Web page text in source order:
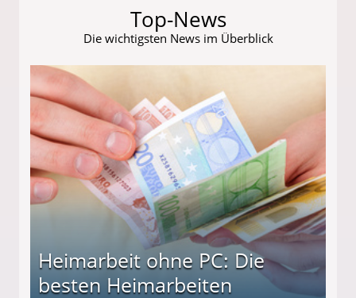
Top-News
Die wichtigsten News im Überblick
Heimarbeit ohne PC: Die
besten Heimarbeiten